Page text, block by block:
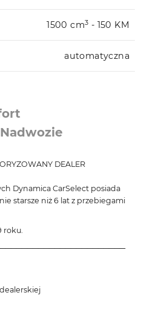
1500 cm3 - 150 KM
automatyczna
Nadwozie
DEALER
Dynamica CarSelect posiada
starsze niż 6 lat z przebiegami
roku.